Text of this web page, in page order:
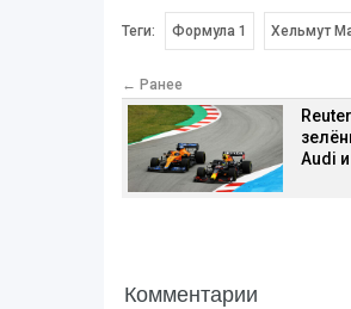
Теги: Формула 1 Хельмут
← Ранее
Audi
Комментарии